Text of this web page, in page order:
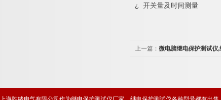
¿ 开关量及时间测量
上一篇： 微电脑继电保护测试仪